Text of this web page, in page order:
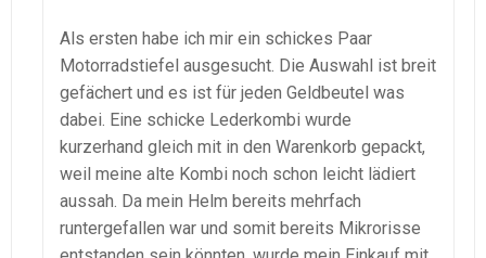
Als ersten habe ich mir ein schickes Paar
Motorradstiefel ausgesucht. Die Auswahl ist breit
gefächert und es ist für jeden Geldbeutel was
dabei. Eine schicke Lederkombi wurde
kurzerhand gleich mit in den Warenkorb gepackt,
weil meine alte Kombi noch schon leicht lädiert
aussah. Da mein Helm bereits mehrfach
runtergefallen war und somit bereits Mikrorisse